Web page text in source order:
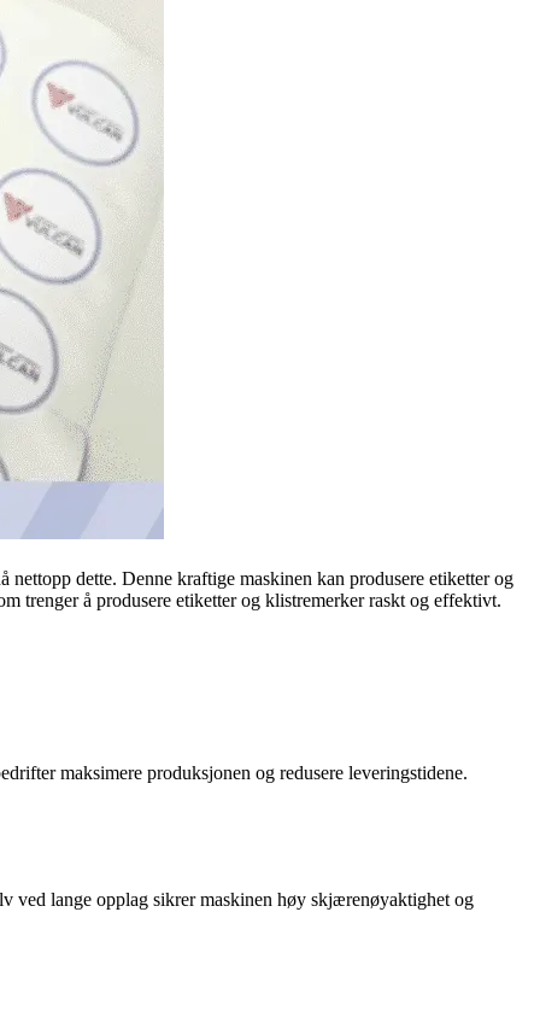
dette. Denne kraftige maskinen kan produsere etiketter og
trenger å produsere etiketter og klistremerker raskt og effektivt.
maksimere produksjonen og redusere leveringstidene.
ved lange opplag sikrer maskinen høy skjærenøyaktighet og